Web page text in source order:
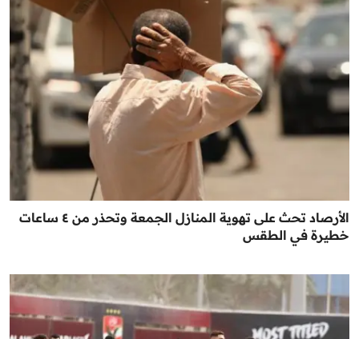
الأرصاد تحث على تهوية المنازل الجمعة وتحذر من ٤ ساعات
خطيرة في الطقس